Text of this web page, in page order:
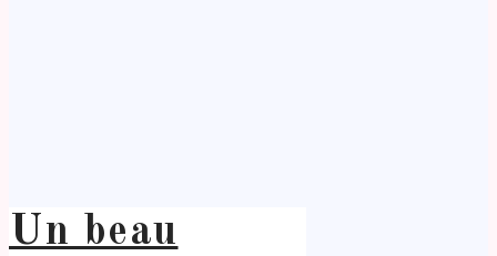
Un beau